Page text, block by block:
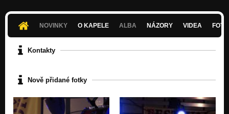
NOVINKY O KAPELE ALBA NÁZORY VIDEA
Kontakty
Nově přidané fotky